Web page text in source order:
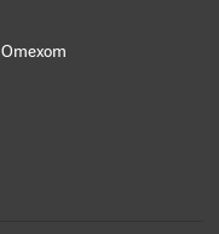
Omexom